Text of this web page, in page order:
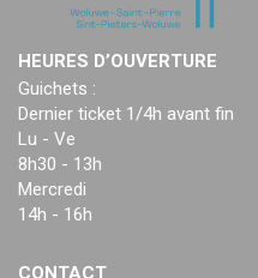
HEURES D’OUVERTURE
Guichets :
Dernier ticket 1/4h avant fin
Lu - Ve
8h30 - 13h
Mercredi
14h - 16h
CONTACT